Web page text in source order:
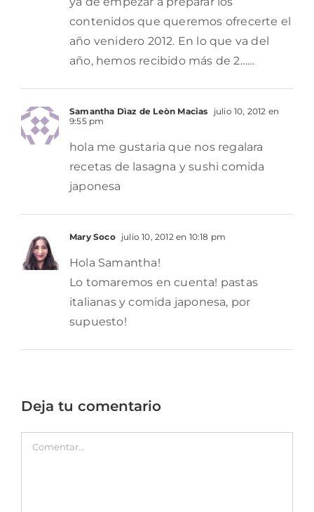
contenidos que queremos ofrecerte el
año venidero 2012. En lo que va del
año, hemos recibido más de 2……
Samantha Dìaz de Leòn Macias
julio 10, 2012 en
9:55 pm
hola me gustaria que nos regalara
recetas de lasagna y sushi comida
japonesa
Mary Soco julio 10, 2012 en 10:18 pm
Hola Samantha!
Lo tomaremos en cuenta! pastas
italianas y comida japonesa, por
supuesto!
Deja tu comentario